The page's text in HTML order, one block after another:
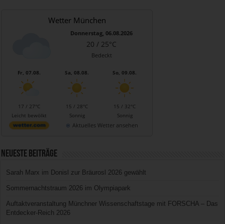
Wetter München
Donnerstag, 06.08.2026
20 / 25°C
Bedeckt
Fr, 07.08.
17 / 27°C
Leicht bewölkt
Sa, 08.08.
15 / 28°C
Sonnig
So, 09.08.
15 / 32°C
Sonnig
Aktuelles Wetter ansehen
Neueste Beiträge
Sarah Marx im Donisl zur Bräurosl 2026 gewählt
Sommernachtstraum 2026 im Olympiapark
Auftaktveranstaltung Münchner Wissenschaftstage mit FORSCHA – Das
Entdecker-Reich 2026